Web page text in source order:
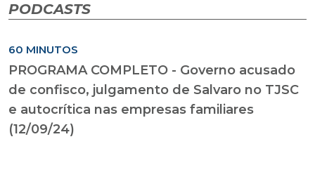
PODCASTS
60 MINUTOS
PROGRAMA COMPLETO - Governo acusado
de confisco, julgamento de Salvaro no TJSC
e autocrítica nas empresas familiares
(12/09/24)